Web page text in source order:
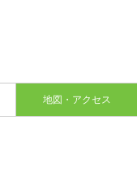
地図・アクセス